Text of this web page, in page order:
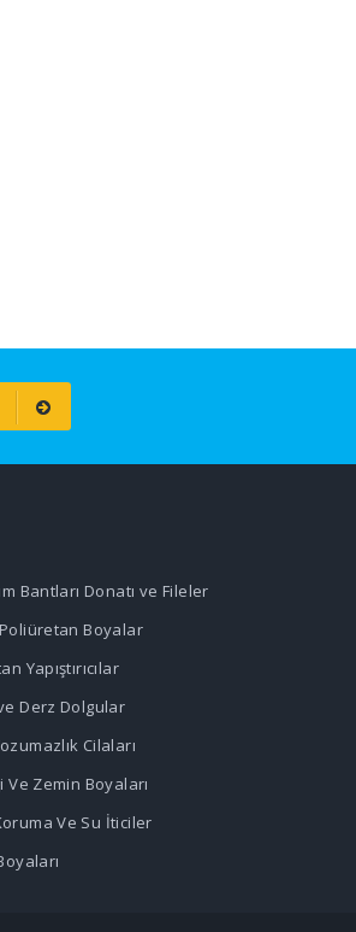
Bantları Donatı ve Fileler
Boyalar
Yapıştırıcılar
Derz Dolgular
Cilaları
Ve Zemin Boyaları
Ve Su İticiler